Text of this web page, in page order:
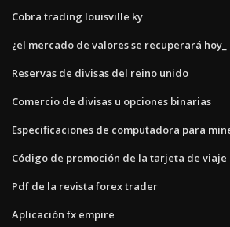
Cobra trading louisville ky
¿el mercado de valores se recuperará hoy_
Reservas de divisas del reino unido
Comercio de divisas u opciones binarias
Especificaciones de computadora para
Código de promoción de la tarjeta de viaje
Pdf de la revista forex trader
Aplicación fx empire